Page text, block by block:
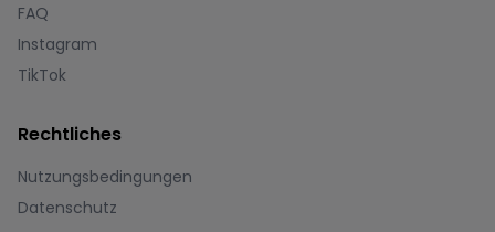
FAQ
Instagram
TikTok
Rechtliches
Nutzungsbedingungen
Datenschutz